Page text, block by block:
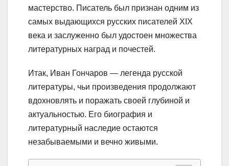
мастерство. Писатель был признан одним из
самых выдающихся русских писателей XIX
века и заслуженно был удостоен множества
литературных наград и почестей.
Итак, Иван Гончаров — легенда русской
литературы, чьи произведения продолжают
вдохновлять и поражать своей глубиной и
актуальностью. Его биография и
литературный наследие остаются
незабываемыми и вечно живыми.